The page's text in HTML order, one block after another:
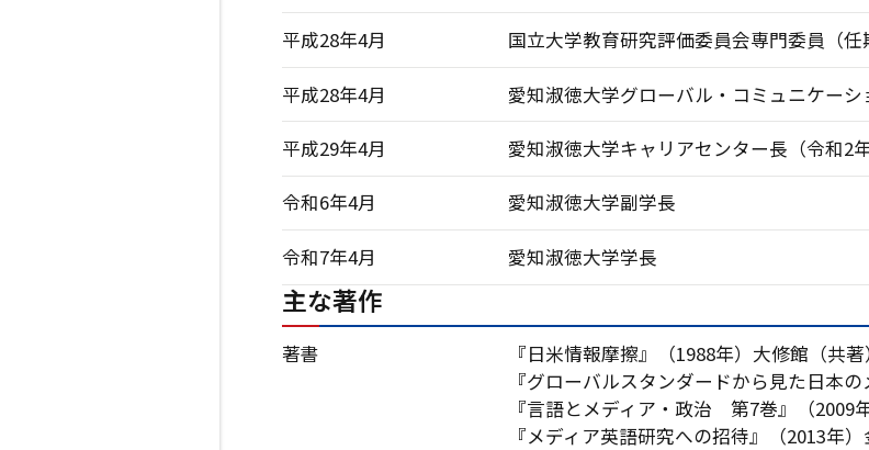
平成28年4月 国立大学教育研究評価委員会専門委員（任
平成28年4月 愛知淑徳大学グローバル・コミュニケーシ
平成29年4月 愛知淑徳大学キャリアセンター長（令和2年
令和6年4月 愛知淑徳大学副学長
令和7年4月 愛知淑徳大学学長
主な著作
著書
『日米情報摩擦』（1988年）大修館（共著
『グローバルスタンダードから見た日本
『言語とメディア・政治 第7巻』（2009
『メディア英語研究への招待』（2013年）